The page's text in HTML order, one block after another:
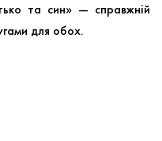
та син» — справжній
для обох.